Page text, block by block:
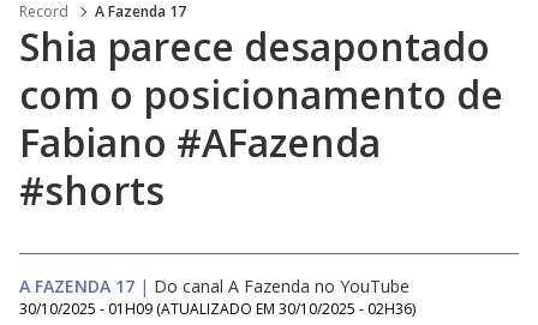
Record A Fazenda 17
Shia parece desapontado
com o posicionamento de
Fabiano #AFazenda
#shorts
A FAZENDA 17 | Do canal A Fazenda no YouTube
30/10/2025 - 01H09 (ATUALIZADO EM 30/10/2025 - 02H36)